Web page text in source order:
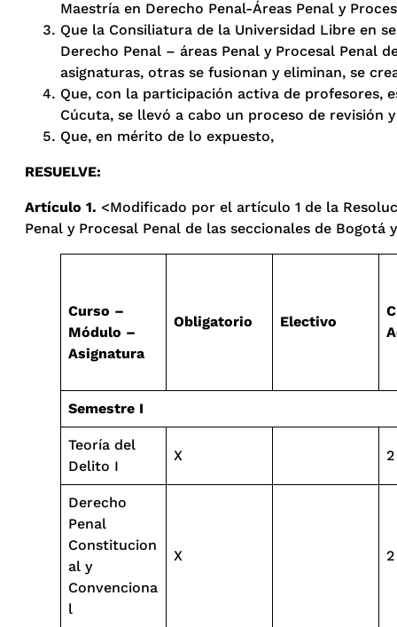
Maestría en Derecho Penal-Áreas Penal y
Que la Consiliatura de la Universidad Libre en
Derecho Penal – áreas Penal y Procesal Penal
asignaturas, otras se fusionan y eliminan, se
Que, con la participación activa de profesores,
Cúcuta, se llevó a cabo un proceso de revisión
Que, en mérito de lo expuesto,
RESUELVE:
Artículo 1. <Modificado por el artículo 1 de la
Penal y Procesal Penal de las seccionales de
Curso –
Módulo –
Asignatura
Obligatorio Electivo
Semestre I
Teoría del
Delito I
X 2
Derecho
Penal
Constitucion
al y
Convenciona
l
X 2